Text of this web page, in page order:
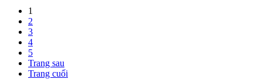
1
2
3
4
5
Trang sau
Trang cuối